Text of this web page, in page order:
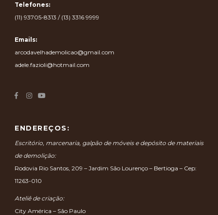
Telefones:
(11) 93705-8313 / (13) 3316 9999
Emails:
arcodavelhademolicao@gmail.com
adele.fazioli@hotmail.com
ENDEREÇOS:
Escritório, marcenaria, galpão de móveis e depósito de materiais
de demolição:
Rodovia Rio Santos, 209 – Jardim São Lourenço – Bertioga – Cep:
11263-010
Ateliê de criação:
City América – São Paulo